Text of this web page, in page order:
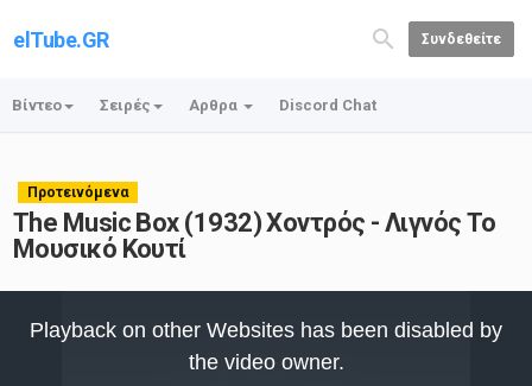
elTube.GR Συνδεθείτε
Βίντεο Σειρές Αρθρα Discord Chat
Προτεινόμενα
The Music Box (1932) Χοντρός - Λιγνός Το
Μουσικό Κουτί
Playback on other Websites has been disabled by
the video owner.